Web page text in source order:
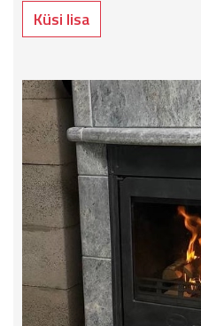
Küsi lisa